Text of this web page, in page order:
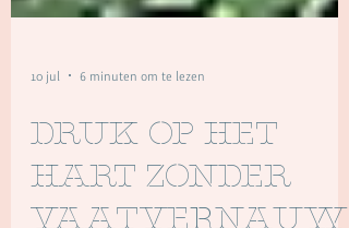
10 jul 6 minuten om te lezen
Druk op het